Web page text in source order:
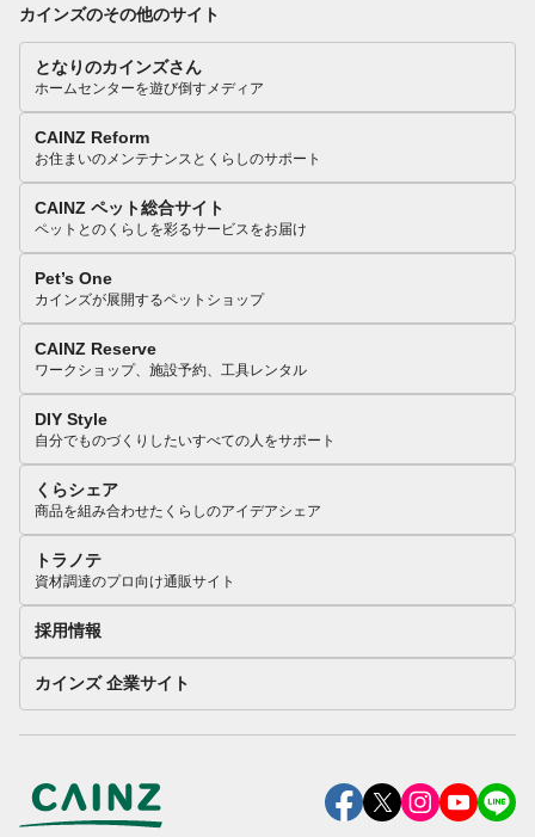
カインズのその他のサイト
となりのカインズさん
ホームセンターを遊び倒すメディア
CAINZ Reform
お住まいのメンテナンスとくらしのサポート
CAINZ ペット総合サイト
ペットとのくらしを彩るサービスをお届け
Pet’s One
カインズが展開するペットショップ
CAINZ Reserve
ワークショップ、施設予約、工具レンタル
DIY Style
自分でものづくりしたいすべての人をサポート
くらシェア
商品を組み合わせたくらしのアイデアシェア
トラノテ
資材調達のプロ向け通販サイト
採用情報
カインズ 企業サイト